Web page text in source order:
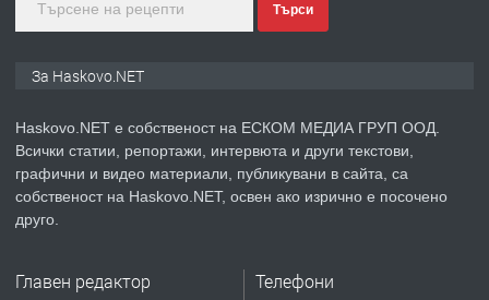
преди 3 дни
ПРЕДЛАГА
Продавам парцел в гр. Хасково кв.
Търси
За Haskovo.NET
Haskovo.NET е собственост на ЕСКОМ МЕДИА ГРУП ООД.
Всички статии, репортажи, интервюта и други текстови,
графични и видео материали, публикувани в сайта, са
собственост на Haskovo.NET, освен ако изрично е посочено
друго.
Главен редактор Телефони